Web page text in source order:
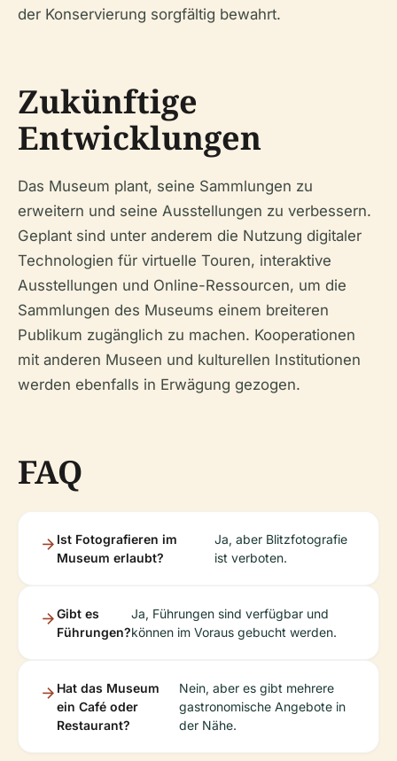
der Konservierung sorgfältig bewahrt.
Zukünftige
Entwicklungen
Das Museum plant, seine Sammlungen zu
erweitern und seine Ausstellungen zu verbessern.
Geplant sind unter anderem die Nutzung digitaler
Technologien für virtuelle Touren, interaktive
Ausstellungen und Online-Ressourcen, um die
Sammlungen des Museums einem breiteren
Publikum zugänglich zu machen. Kooperationen
mit anderen Museen und kulturellen Institutionen
werden ebenfalls in Erwägung gezogen.
FAQ
Ist Fotografieren im
Museum erlaubt?
Ja, aber Blitzfotografie
ist verboten.
Gibt es
Führungen?
Ja, Führungen sind verfügbar und
können im Voraus gebucht werden.
Hat das Museum
ein Café oder
Restaurant?
Nein, aber es gibt mehrere
gastronomische Angebote in
der Nähe.